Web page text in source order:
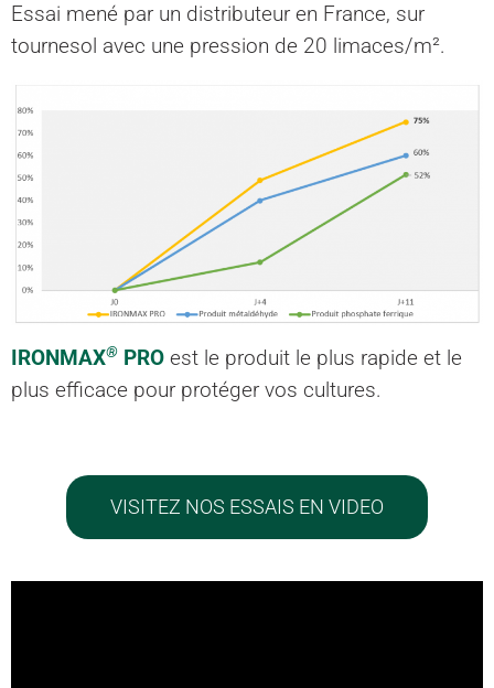
Essai mené par un distributeur en France, sur
tournesol avec une pression de 20 limaces/m².
IRONMAX® PRO est le produit le plus rapide et le
plus efficace pour protéger vos cultures.
VISITEZ NOS ESSAIS EN VIDEO